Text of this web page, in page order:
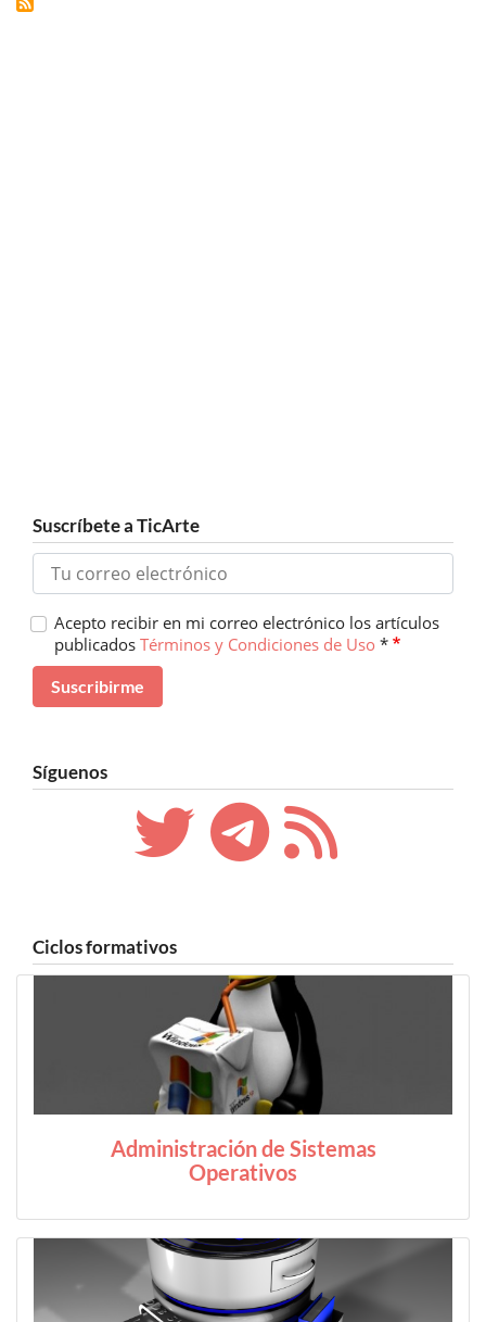
Suscríbete a TicArte
Acepto recibir en mi correo electrónico los artículos
publicados Términos y Condiciones de Uso *
Síguenos
Ciclos formativos
Administración de Sistemas
Operativos